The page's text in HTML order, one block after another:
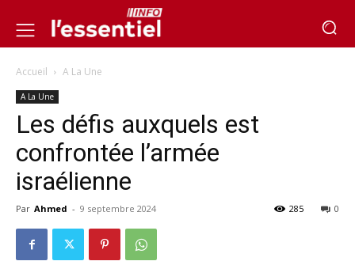
Accueil A La Une
A La Une
Les défis auxquels est
confrontée l’armée
israélienne
Par Ahmed - 9 septembre 2024 0
285